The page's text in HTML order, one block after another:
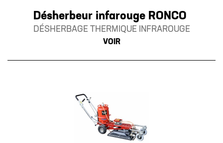
Désherbeur infarouge RONCO
DÉSHERBAGE THERMIQUE INFRAROUGE
VOIR